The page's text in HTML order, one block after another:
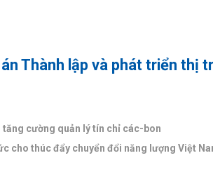
Thành lập và phát triển thị
cường quản lý tín chỉ các-bon
cho thúc đẩy chuyển đổi năng lượng Việt